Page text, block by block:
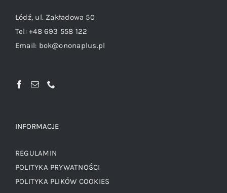
Łódź, ul. Zakładowa 50
Tel:+48 693 558 122
Email: bok@ononaplus.pl
INFORMACJE
REGULAMIN
POLITYKA PRYWATNOŚCI
POLITYKA PLIKÓW COOKIES